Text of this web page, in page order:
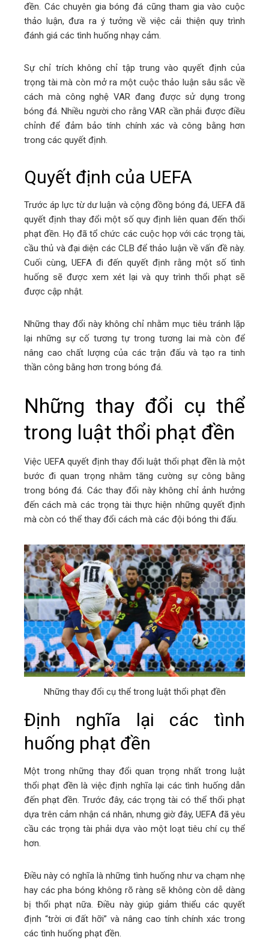
đền. Các chuyên gia bóng đá cũng tham gia vào cuộc
thảo luận, đưa ra ý tưởng về việc cải thiện quy trình
đánh giá các tình huống nhạy cảm.
Sự chỉ trích không chỉ tập trung vào quyết định của
trọng tài mà còn mở ra một cuộc thảo luận sâu sắc về
cách mà công nghệ VAR đang được sử dụng trong
bóng đá. Nhiều người cho rằng VAR cần phải được điều
chỉnh để đảm bảo tính chính xác và công bằng hơn
trong các quyết định.
Quyết định của UEFA
Trước áp lực từ dư luận và cộng đồng bóng đá, UEFA đã
quyết định thay đổi một số quy định liên quan đến thổi
phạt đền. Họ đã tổ chức các cuộc họp với các trọng tài,
cầu thủ và đại diện các CLB để thảo luận về vấn đề này.
Cuối cùng, UEFA đi đến quyết định rằng một số tình
huống sẽ được xem xét lại và quy trình thổi phạt sẽ
được cập nhật.
Những thay đổi này không chỉ nhằm mục tiêu tránh lặp
lại những sự cố tương tự trong tương lai mà còn để
nâng cao chất lượng của các trận đấu và tạo ra tinh
thần công bằng hơn trong bóng đá.
Những thay đổi cụ thể
trong luật thổi phạt đền
Việc UEFA quyết định thay đổi luật thổi phạt đền là một
bước đi quan trọng nhằm tăng cường sự công bằng
trong bóng đá. Các thay đổi này không chỉ ảnh hưởng
đến cách mà các trọng tài thực hiện những quyết định
mà còn có thể thay đổi cách mà các đội bóng thi đấu.
Những thay đổi cụ thể trong luật thổi phạt đền
Định nghĩa lại các tình
huống phạt đền
Một trong những thay đổi quan trọng nhất trong luật
thổi phạt đền là việc định nghĩa lại các tình huống dẫn
đến phạt đền. Trước đây, các trọng tài có thể thổi phạt
dựa trên cảm nhận cá nhân, nhưng giờ đây, UEFA đã yêu
cầu các trọng tài phải dựa vào một loạt tiêu chí cụ thể
hơn.
Điều này có nghĩa là những tình huống như va chạm nhẹ
hay các pha bóng không rõ ràng sẽ không còn dễ dàng
bị thổi phạt nữa. Điều này giúp giảm thiểu các quyết
định “trời ơi đất hỡi” và nâng cao tính chính xác trong
các tình huống phạt đền.